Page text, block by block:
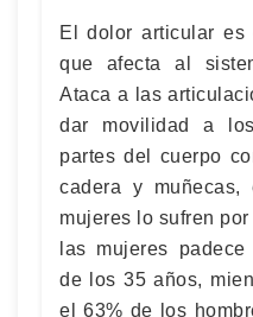
El dolor articular es
que afecta al
Ataca a las
dar movilidad a
partes del cuerpo
cadera y muñecas,
mujeres lo sufren
las mujeres
de los 35 años,
el 63% de los